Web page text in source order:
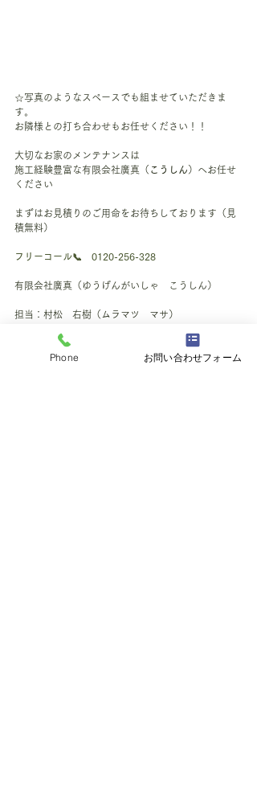
☆写真のようなスペースでも組ませていただきま
す。
お隣様との打ち合わせもお任せください！！
大切なお家のメンテナンスは
施工経験豊富な有限会社廣真（ こうしん ）へお任せ
ください
まずはお見積りのご用命をお待ちしております（見
積無料）
フリーコール📞　0120-256-328
有限会社廣真（ゆうげんがいしゃ　こうしん）
担当：村松　右樹（ムラマツ　マサ）
Phone お問い合わせフォーム